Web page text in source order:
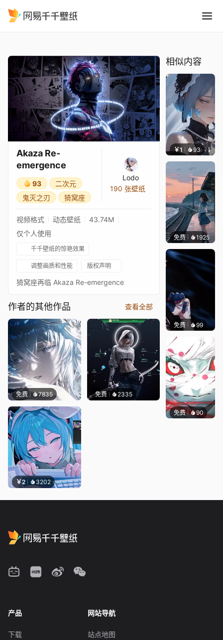
Akaza Re-
emergence
93
二次元
鬼灭之刃
猗窝座
Lodo
190 张壁纸
视频格式 动态壁纸
43.74M
仅个人使用
千千壁纸的惊艳效果
调整画质和性能 版权声明
猗窝座再临 Akaza Re-emergence
作者的其他作品 查看全部
免费 7835 免费 2335
￥2 3202
相似内容
￥1 93 辰东
免费 1925辰东
免费 99
免费 90Melon
产品
下载
网站导航
站点地图